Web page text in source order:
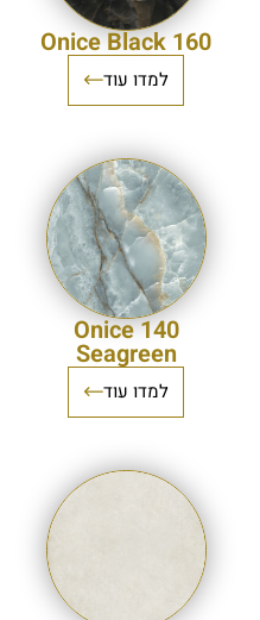
160 Onice Black
למדו עוד
140 Onice
Seagreen
למדו עוד